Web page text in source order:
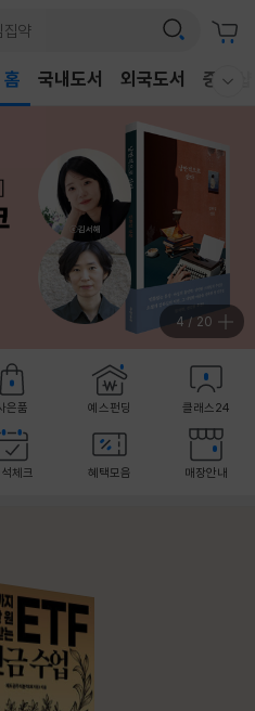
홈 국내도서 외국도서 중고샵
4 / 20
은품 예스펀딩 클래스24
체크 혜택모음 매장안내